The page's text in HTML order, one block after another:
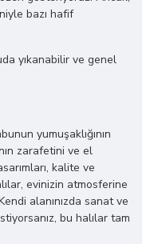
bazı hafif
yıkanabilir ve genel
yumuşaklığının
zarafetini ve el
kalite ve
evinizin atmosferine
alanınızda sanat ve
bu halılar tam